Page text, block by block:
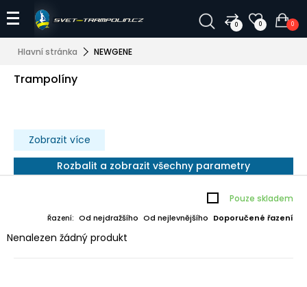
0 0 0
Hlavní stránka NEWGENE
Trampolíny
Zobrazit více
Rozbalit a zobrazit všechny parametry
Pouze skladem
Řazení: Od nejdražšího Od nejlevnějšího Doporučené řazení
Nenalezen žádný produkt